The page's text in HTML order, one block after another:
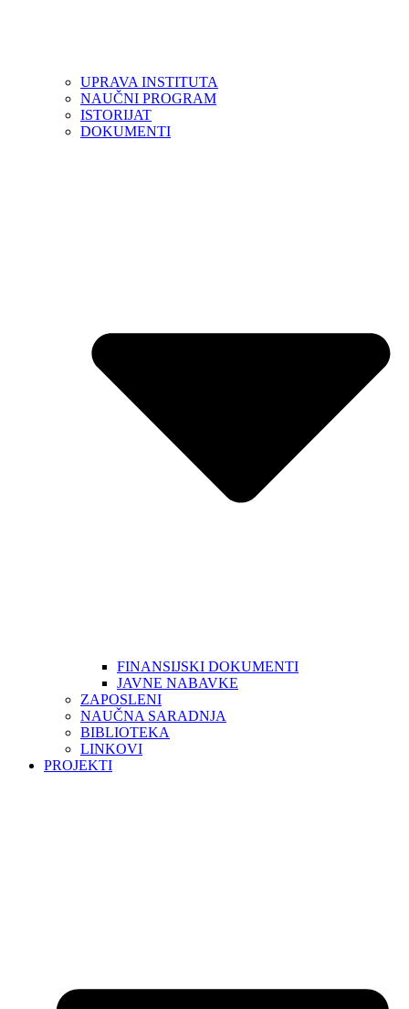
UPRAVA INSTITUTA
NAUČNI PROGRAM
ISTORIJAT
DOKUMENTI
FINANSIJSKI DOKUMENTI
JAVNE NABAVKE
ZAPOSLENI
NAUČNA SARADNJA
BIBLIOTEKA
LINKOVI
PROJEKTI